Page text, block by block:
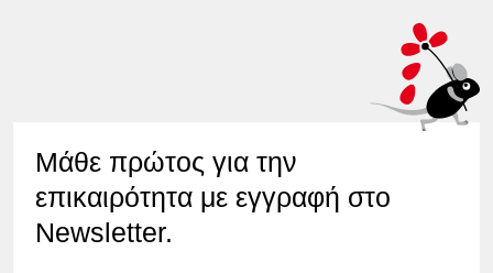
Μάθε πρώτος για την
επικαιρότητα με εγγραφή στο
Newsletter.